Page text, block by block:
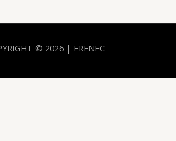
© 2026 | FRENEC